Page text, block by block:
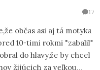
17
občas asi aj tá motyka
10-timi rokmi "zabalil"
do hlavy,že by chcel
žijúcich za veľkou